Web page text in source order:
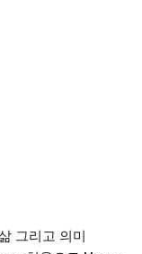
그리고 의미